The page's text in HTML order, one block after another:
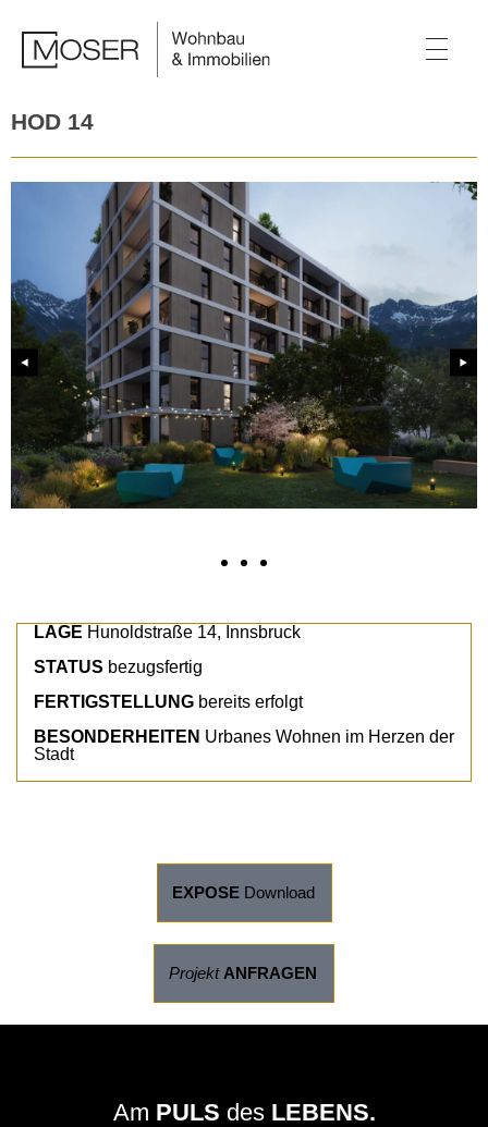
HOD 14
LAGE Hunoldstraße 14, Innsbruck
STATUS bezugsfertig
FERTIGSTELLUNG bereits erfolgt
BESONDERHEITEN Urbanes Wohnen im Herzen der
Stadt
EXPOSEDownload
Projekt ANFRAGEN
Am PULS des LEBENS.